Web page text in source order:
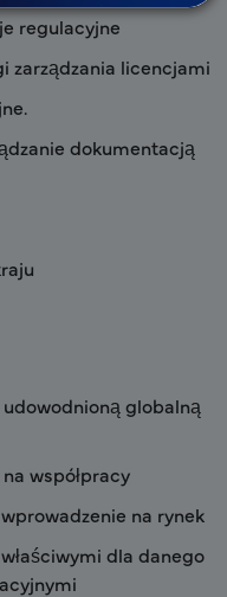
regulacyjne
zarządzania licencjami
dokumentacją
globalną
współpracy
na rynek
dla danego